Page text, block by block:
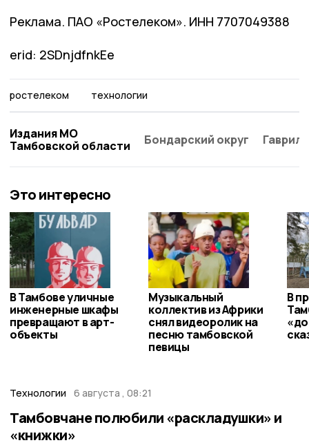
Реклама. ПАО «Ростелеком». ИНН 7707049388
erid: 2SDnjdfnkEe
ростелеком технологии
Издания МО
Тамбовской области
Бондарский округ
Это интересно
В Тамбове уличные
инженерные шкафы
превращают в арт-
объекты
Музыкальный
коллектив из Африки
снял видеоролик на
песню тамбовской
певицы
В
Технологии 6 августа , 08:21
Тамбовчане полюбили «раскладушки» и
«книжки»